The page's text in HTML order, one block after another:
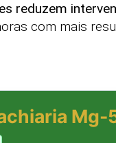
reduzem
com mais
Mg-